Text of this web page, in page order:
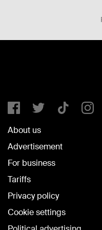
About us
Advertisement
For business
Tariffs
Privacy policy
Cookie settings